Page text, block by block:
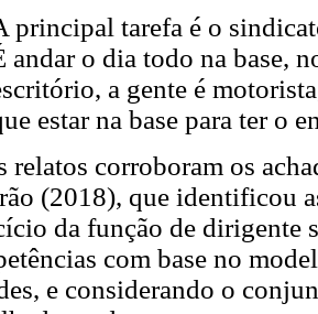
principal tarefa é o
andar o dia todo na base,
a gente é
estar na base para ter o
relatos corroboram os
(2018), que identificou
da função de dirigente
com base no
e considerando o